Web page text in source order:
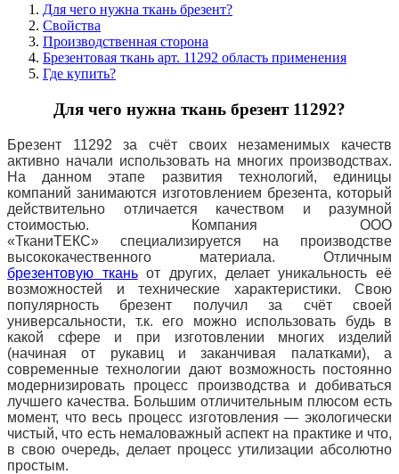
Для чего нужна ткань брезент?
Свойства
Производственная сторона
Брезентовая ткань арт. 11292 область применения
Где купить?
Для чего нужна ткань брезент 11292?
Брезент 11292 за счёт своих незаменимых качеств
активно начали использовать на многих производствах.
На данном этапе развития технологий, единицы
компаний занимаются изготовлением брезента, который
действительно отличается качеством и разумной
стоимостью. Компания ООО
«ТканиТЕКС» специализируется на производстве
высококачественного материала. Отличным
брезентовую тканьот других, делает уникальность её
возможностей и технические характеристики. Свою
популярность брезент получил за счёт своей
универсальности, т.к. его можно использовать будь в
какой сфере и при изготовлении многих изделий
(начиная от рукавиц и заканчивая палатками), а
современные технологии дают возможность постоянно
модернизировать процесс производства и добиваться
лучшего качества. Большим отличительным плюсом есть
момент, что весь процесс изготовления — экологически
чистый, что есть немаловажный аспект на практике и что,
в свою очередь, делает процесс утилизации абсолютно
простым.